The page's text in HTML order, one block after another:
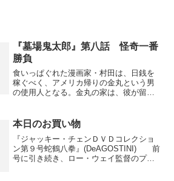
『墓場鬼太郎』第八話 怪奇一番
勝負
食いっぱぐれた漫画家・村田は、日銭を
稼ぐべく、アメリカ帰りの金丸という男
の使用人となる。金丸の家は、彼が留守
れた。訪れてみると、その家の表札は“墓
場鬼太郎”にかけ替えら...
本日のお買い物
『ジャッキー・チェンＤＶＤコレクショ
ン第９号蛇鶴八拳』(DeAGOSTINI) 前
号に引き続き、ロー・ウェイ監督のプロ